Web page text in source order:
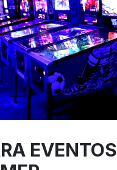
EVENTOS